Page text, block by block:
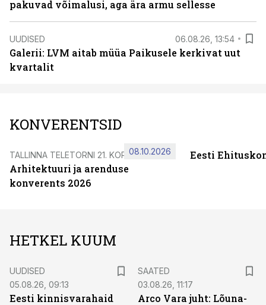
pakuvad võimalusi, aga ära armu sellesse
UUDISED 06.08.26, 13:54
Galerii: LVM aitab müüa Paikusele kerkivat uut
kvartalit
KONVERENTSID
TALLINNA TELETORNI 21. KORRUSEL
Arhitektuuri ja arenduse
konverents 2026
08.10.2026 Eesti
HETKEL KUUM
UUDISED
05.08.26, 09:13
Eesti kinnisvarahaid
SAATED
03.08.26, 11:17
Arco Vara juht: Lõuna-